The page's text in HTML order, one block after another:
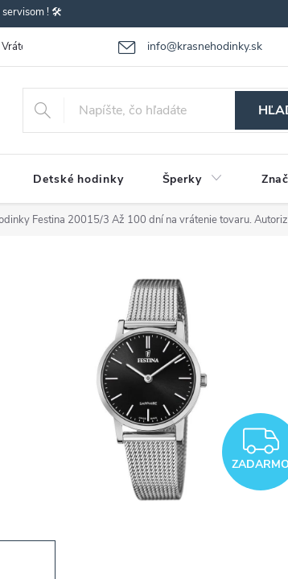
servisom ! 🛠️
info@krasnehodinky.sk
Vrátenie-výmena tovaru Reklamácia tovaru
Detské hodinky Šperky
Festina 20015/3 Až 100 dní na vrátenie tovaru.
ZADARMO